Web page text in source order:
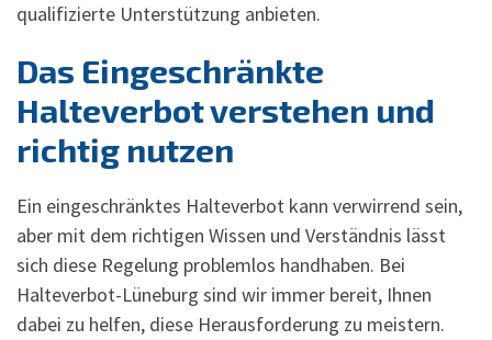
qualifizierte Unterstützung anbieten.
Das Eingeschränkte
Halteverbot verstehen und
richtig nutzen
Ein eingeschränktes Halteverbot kann verwirrend sein,
aber mit dem richtigen Wissen und Verständnis lässt
sich diese Regelung problemlos handhaben. Bei
Halteverbot-Lüneburg sind wir immer bereit, Ihnen
dabei zu helfen, diese Herausforderung zu meistern.